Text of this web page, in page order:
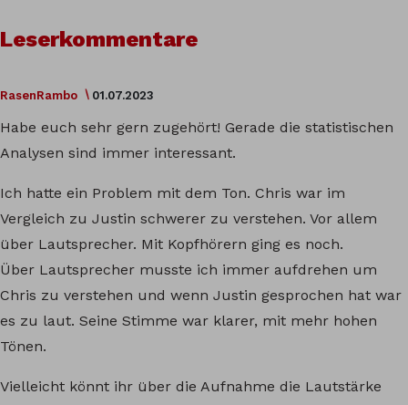
Leserkommentare
RasenRambo 01.07.2023
Habe euch sehr gern zugehört! Gerade die statistischen
Analysen sind immer interessant.
Ich hatte ein Problem mit dem Ton. Chris war im
Vergleich zu Justin schwerer zu verstehen. Vor allem
über Lautsprecher. Mit Kopfhörern ging es noch.
Über Lautsprecher musste ich immer aufdrehen um
Chris zu verstehen und wenn Justin gesprochen hat war
es zu laut. Seine Stimme war klarer, mit mehr hohen
Tönen.
Vielleicht könnt ihr über die Aufnahme die Lautstärke